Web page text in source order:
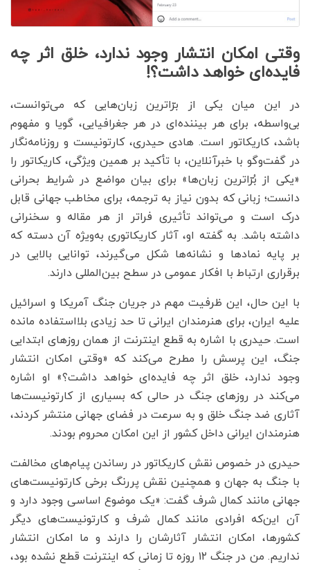
وقتی امکان انتشار وجود ندارد، خلق اثر چه
فایده‌ای خواهد داشت؟!
در این میان یکی از برّاترین زبان‌هایی که می‌توانست،
بی‌واسطه، برای هر بیننده‌ای در هر جغرافیایی، گویا و مفهوم
باشد، کاریکاتور است. هادی حیدری، کارتونیست و روزنامه‌نگار
در گفت‌وگو با خبرآنلاین، با تأکید بر همین ویژگی، کاریکاتور را
«یکی از بُرّاترین زبان‌ها» برای بیان مواضع در شرایط بحرانی
دانست؛ زبانی که بدون نیاز به ترجمه، برای مخاطب جهانی قابل
درک است و می‌تواند تأثیری فراتر از هر مقاله‌ و سخنرانی‌
داشته باشد. به گفته او، آثار کاریکاتوری به‌ویژه آن دسته که
بر پایه نمادها و نشانه‌ها شکل می‌گیرند، توانایی بالایی در
برقراری ارتباط با افکار عمومی در سطح بین‌المللی دارند.
با این حال، این ظرفیت مهم در جریان جنگ آمریکا و اسرائیل
علیه ایران، برای هنرمندان ایرانی تا حد زیادی بلااستفاده مانده
است. حیدری با اشاره به قطع اینترنت از همان روزهای ابتدایی
جنگ، این پرسش را مطرح می‌کند که «وقتی امکان انتشار
وجود ندارد، خلق اثر چه فایده‌ای خواهد داشت؟» او اشاره
می‌کند در روزهای جنگ در حالی که بسیاری از کارتونیست‌ها
آثاری ضد جنگ خلق و به سرعت در فضای جهانی منتشر کردند،
هنرمندان ایرانی داخل کشور از این امکان محروم بودند.
حیدری در خصوص نقش کاریکاتور در رساندن پیام‌های مخالفت‌
با جنگ به جهان و همچنین نقش پررنگ برخی کارتونیست‌های
جهانی مانند کمال شرف گفت: «یک موضوع اساسی وجود دارد و
آن این‌که افرادی مانند کمال شرف و کارتونیست‌های دیگر
کشورها، امکان انتشار آثارشان را دارند و ما امکان انتشار
نداریم. من در جنگ ۱۲ روزه تا زمانی که اینترنت قطع نشده بود،